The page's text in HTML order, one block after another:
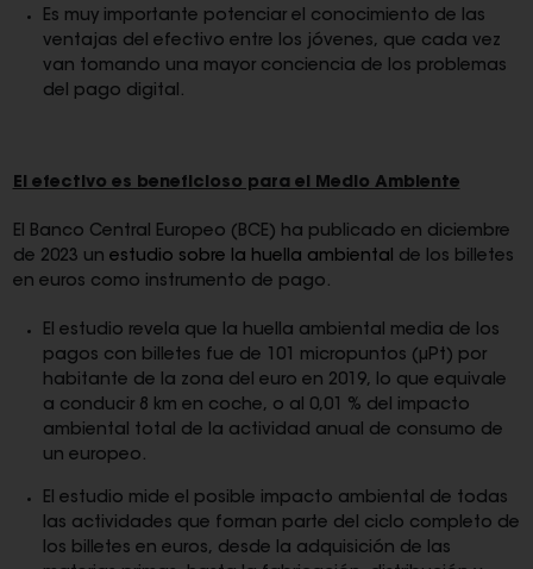
Es muy importante potenciar el conocimiento de las
ventajas del efectivo entre los jóvenes, que cada vez
van tomando una mayor conciencia de los problemas
del pago digital.
El efectivo es beneficioso para el Medio Ambiente
El Banco Central Europeo (BCE) ha publicado en diciembre
de 2023 un estudio sobre la huella ambiental de los billetes
en euros como instrumento de pago.
El estudio revela que la huella ambiental media de los
pagos con billetes fue de 101 micropuntos (µPt) por
habitante de la zona del euro en 2019, lo que equivale
a conducir 8 km en coche, o al 0,01 % del impacto
ambiental total de la actividad anual de consumo de
un europeo.
El estudio mide el posible impacto ambiental de todas
las actividades que forman parte del ciclo completo de
los billetes en euros, desde la adquisición de las